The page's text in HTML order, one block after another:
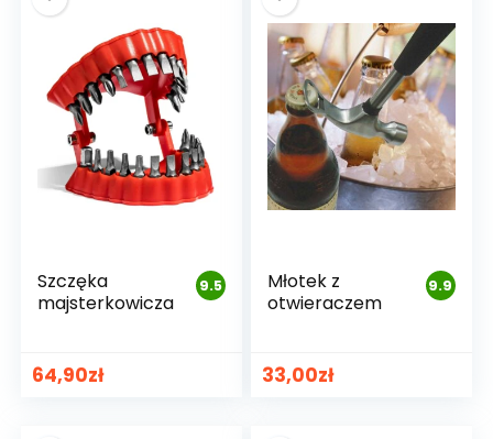
9.5
Szczęka
majsterkowicza
64,90zł
9.9
Młotek z
otwieraczem
33,00zł